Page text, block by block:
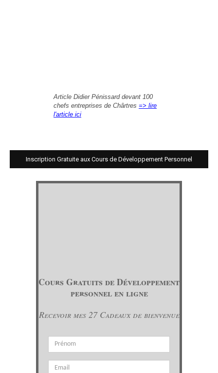
Article Didier Pénissard devant 100
chefs entreprises de Chârtres => lire
l'article ici
Inscription Gratuite aux Cours de Développement Personnel
Cours Gratuits de Développement
personnel en ligne
Recevoir mes 27 Cadeaux de bienvenue